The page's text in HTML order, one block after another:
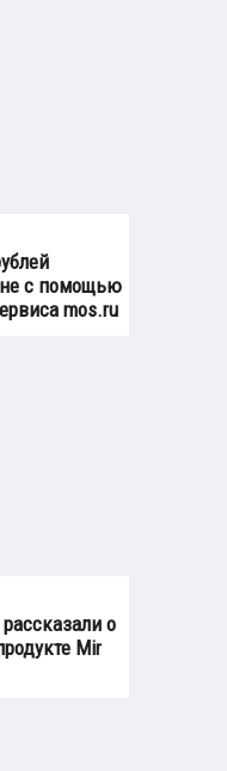
с помощью
mos.ru
о
Mir